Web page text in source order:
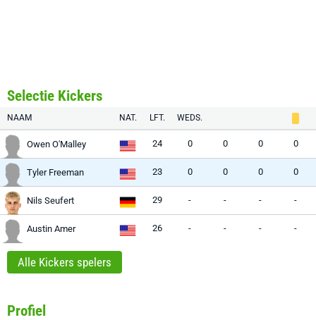
Selectie Kickers
NAAM NAT. LFT. WEDS.
Owen O'Malley 24 0 0 0 0
Tyler Freeman 23 0 0 0 0
Nils Seufert 29 - - - -
Austin Amer 26 - - - -
Alle Kickers spelers
Profiel